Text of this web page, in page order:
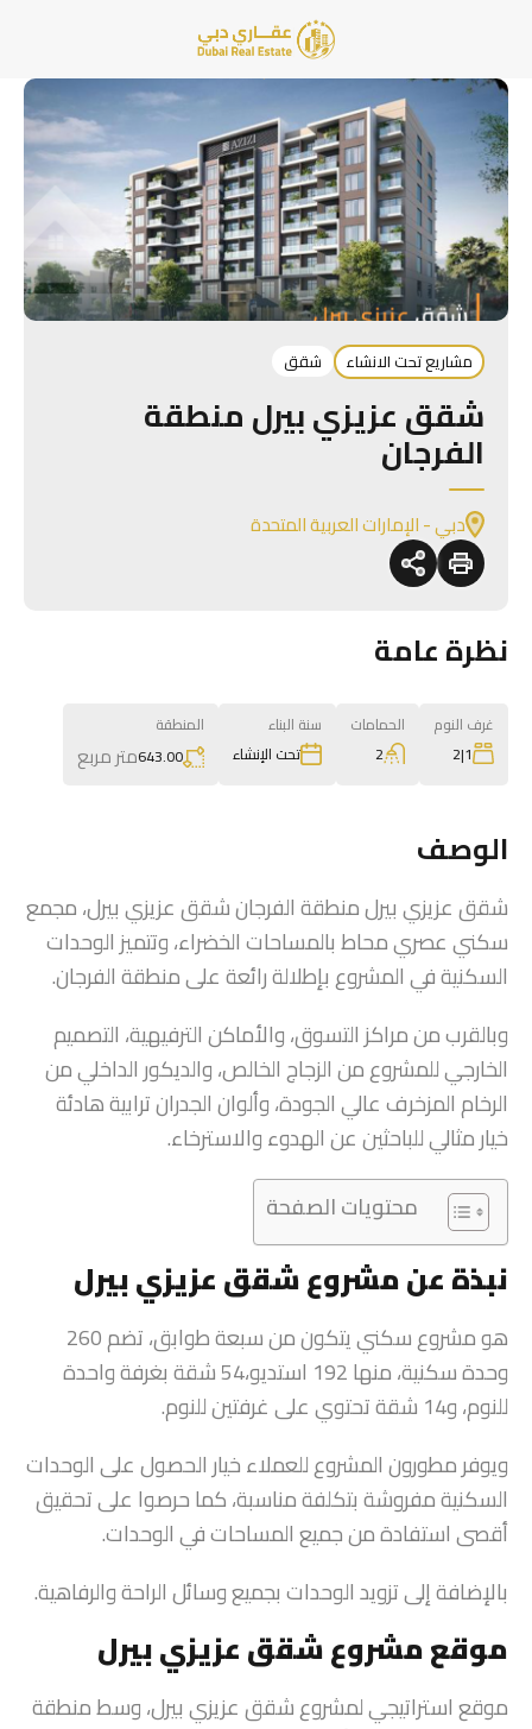
مشاريع تحت الانشاء شقق
شقق عزيزي بيرل منطقة
الفرجان
دبي - الإمارات العربية المتحدة
نظرة عامة
غرف النوم
1|2
الحمامات
2
سنة البناء
تحت الإنشاء
المنطقة
643.00متر مربع
الوصف
شقق عزيزي بيرل منطقة الفرجان شقق عزيزي بيرل، مجمع
سكني عصري محاط بالمساحات الخضراء، وتتميز الوحدات
السكنية في المشروع بإطلالة رائعة على منطقة الفرجان.
وبالقرب من مراكز التسوق، والأماكن الترفيهية، التصميم
الخارجي للمشروع من الزجاج الخالص، والديكور الداخلي من
الرخام المزخرف عالي الجودة، وألوان الجدران ترابية هادئة
خيار مثالي للباحثين عن الهدوء والاسترخاء.
محتويات الصفحة
نبذة عن مشروع شقق عزيزي بيرل
هو مشروع سكني يتكون من سبعة طوابق، تضم 260
وحدة سكنية، منها 192 استديو،54 شقة بغرفة واحدة
للنوم، و14 شقة تحتوي على غرفتين للنوم.
ويوفر مطورون المشروع للعملاء خيار الحصول على الوحدات
السكنية مفروشة بتكلفة مناسبة، كما حرصوا على تحقيق
أقصى استفادة من جميع المساحات في الوحدات.
بالإضافة إلى تزويد الوحدات بجميع وسائل الراحة والرفاهية.
موقع مشروع شقق عزيزي بيرل
موقع استراتيجي لمشروع شقق عزيزي بيرل، وسط منطقة